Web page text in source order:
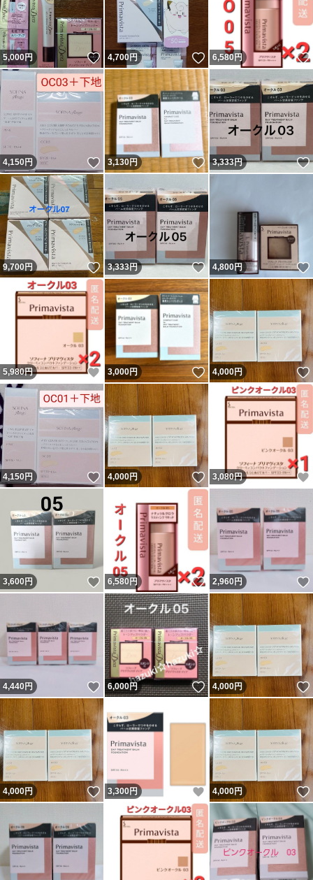
5,000円 いいね！
4,700円 いいね！
6,580 円
4,150円 いいね！
3,130円 いいね！
3,333円
9,700円 いいね！
3,333円 いいね！
4,800円
5,980円 いいね！
3,000円 いいね！
4,000円
4,150円 いいね！
4,000円 いいね！
3,080円
3,600円 いいね！
6,580 円 いいね！
2,960円
4,440円 いいね！
6,000円 いいね！
4,000円
4,000円 いいね！
3,300円 いいね！
4,000円